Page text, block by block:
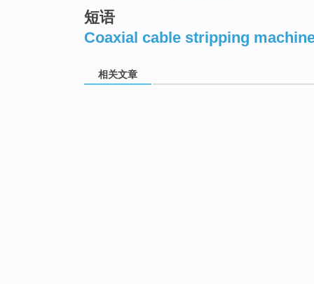
短语
Coaxial cable stripping
相关文章